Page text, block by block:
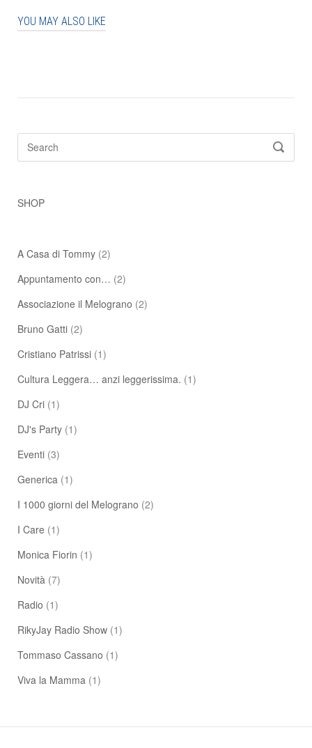
YOU MAY ALSO LIKE
Search
SHOP
A Casa di Tommy (2)
Appuntamento con… (2)
Associazione il Melograno (2)
Bruno Gatti (2)
Cristiano Patrissi (1)
Cultura Leggera… anzi leggerissima. (1)
DJ Cri (1)
DJ's Party (1)
Eventi (3)
Generica (1)
I 1000 giorni del Melograno (2)
I Care (1)
Monica Fiorin (1)
Novità (7)
Radio (1)
RikyJay Radio Show (1)
Tommaso Cassano (1)
Viva la Mamma (1)